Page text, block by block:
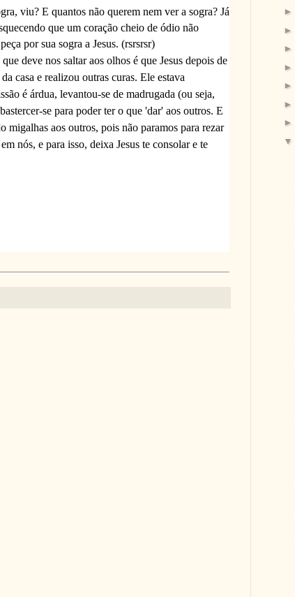
viu? E quantos não querem nem ver a sogra? Já
que um coração cheio de ódio não
por sua sogra a Jesus. (rsrsrsr)
deve nos saltar aos olhos é que Jesus depois de
casa e realizou outras curas. Ele estava
é árdua, levantou-se de madrugada (ou seja,
se para poder ter o que 'dar' aos outros. E
migalhas aos outros, pois não paramos para rezar
nós, e para isso, deixa Jesus te consolar e te
►
►
►
►
►
►
►
▼